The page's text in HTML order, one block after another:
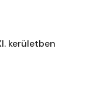
kerületben